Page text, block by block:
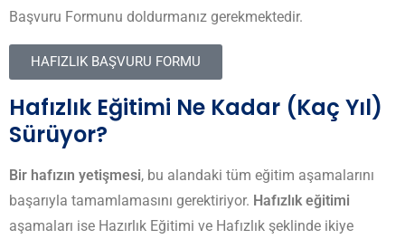
Başvuru Formunu doldurmanız gerekmektedir.
HAFIZLIK BAŞVURU FORMU
Hafızlık Eğitimi Ne Kadar (Kaç Yıl)
Sürüyor?
Bir hafızın yetişmesi, bu alandaki tüm eğitim aşamalarını
başarıyla tamamlamasını gerektiriyor. Hafızlık eğitimi
aşamaları ise Hazırlık Eğitimi ve Hafızlık şeklinde ikiye